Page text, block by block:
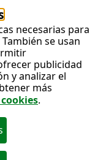
necesarias para
se usan
publicidad
y analizar el
más
.